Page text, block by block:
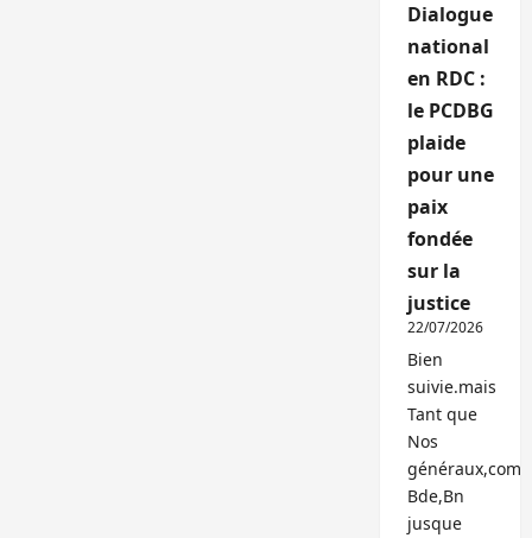
Dialogue
national
en RDC :
le PCDBG
plaide
pour une
paix
fondée
sur la
justice
22/07/2026
Bien
suivie.mais
Tant que
Nos
généraux,com
Bde,Bn
jusque